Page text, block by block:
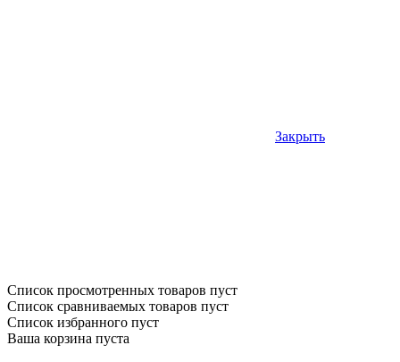
Закрыть
Список просмотренных товаров пуст
Список сравниваемых товаров пуст
Список избранного пуст
Ваша корзина пуста